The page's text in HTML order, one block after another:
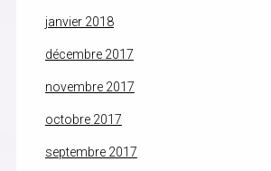
janvier 2018
décembre 2017
novembre 2017
octobre 2017
septembre 2017